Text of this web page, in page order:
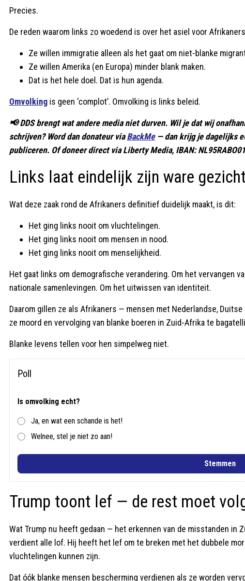
Precies.
De reden waarom links zo woedend is over het asiel voor
Ze willen immigratie alleen als het gaat om niet-blanke
Ze willen Amerika (en Europa) minder blank maken.
Dat is het hele doel. Dat is hun agenda.
Omvolking is geen ‘complot’. Omvolking is links beleid.
📢 DDS brengt wat andere media niet durven. Wil je dat wij
schrijven? Word dan donateur viaBackMe— dan krijg je dagelijks
publiceren. Of doneer direct via Liberty Media, IBAN:
Links laat eindelijk zijn ware
Wat deze zaak rond de Afrikaners definitief duidelijk maakt, is dit:
Het ging links nooit om vluchtelingen.
Het ging links nooit om mensen in nood.
Het ging links nooit om menselijkheid.
Het gaat links om demografische verandering. Om het vervangen
nationale samenlevingen. Om het uitwissen van identiteit.
Daarom gillen ze als Afrikaners — mensen met Nederlandse,
ze moord en vervolging van blanke boeren in Zuid-Afrika te
Blanke levens tellen voor hen simpelweg niet.
Poll
Is omvolking echt?
Ja, en wat een schande is het!
Welnee, stel je niet zo aan!
Stemmen
Trump toont lef — de rest moet
Wat Trump nu heeft gedaan — het erkennen van de misstanden in
verdient alle lof. Hij heeft het lef om te breken met het dubbele
vluchtelingen kunnen zijn.
Dat óók blanke mensen bescherming verdienen als ze worden